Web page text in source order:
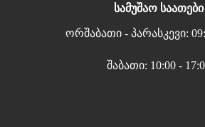
სამუშაო საათები
ორშაბათი - პარასკევი:
შაბათი: 10:00 -